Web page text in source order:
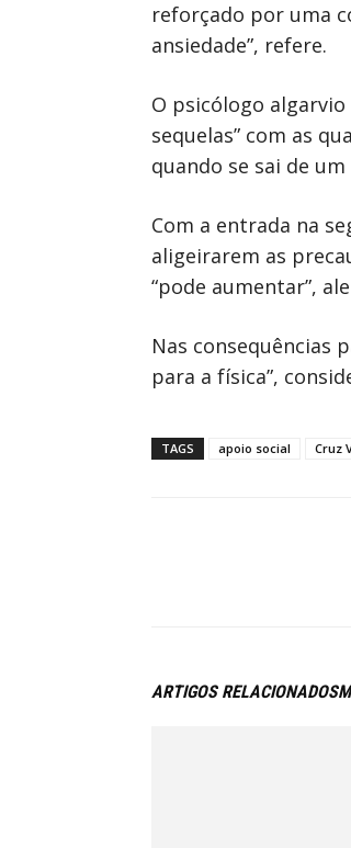
reforçado por uma
ansiedade”, refere.
O psicólogo
sequelas” com as
quando se sai de
Com a entrada na
aligeirarem as
“pode aumentar”,
Nas consequências
para a física”,
TAGS apoio social Cruz
ARTIGOS RELACIONADOS